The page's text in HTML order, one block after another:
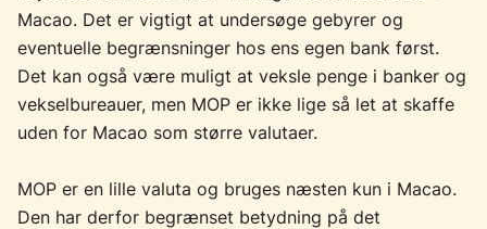
Macao. Det er vigtigt at undersøge gebyrer og
eventuelle begrænsninger hos ens egen bank først.
Det kan også være muligt at veksle penge i banker og
vekselbureauer, men MOP er ikke lige så let at skaffe
uden for Macao som større valutaer.
MOP er en lille valuta og bruges næsten kun i Macao.
Den har derfor begrænset betydning på det